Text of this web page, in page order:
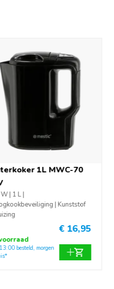
1L MWC-70
| 1 L |
| Kunststof
€ 16,95
besteld, morgen